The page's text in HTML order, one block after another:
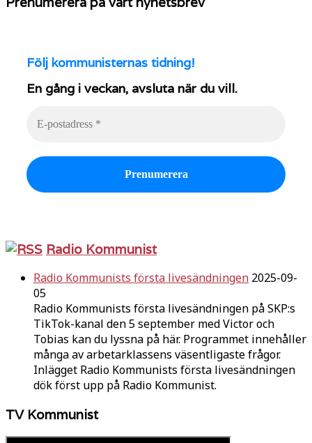
Följ kommunisternas tidning!
En gång i veckan, avsluta när du vill.
Radio Kommunist
Radio Kommunists första livesändningen 2025-09-
05
Radio Kommunists första livesändningen på SKP:s
TikTok-kanal den 5 september med Victor och
Tobias kan du lyssna på här. Programmet innehåller
många av arbetarklassens väsentligaste frågor.
Inlägget Radio Kommunists första livesändningen
dök först upp på Radio Kommunist.
TV Kommunist